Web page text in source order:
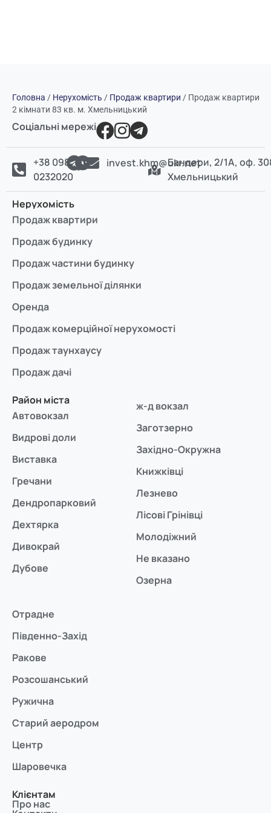
Головна / Нерухомість / Продаж квартири / Продаж квартири
2 кімнати 83 кв. м. Хмельницький
Соціальні мережі
+38 098
0232020
invest.khm@ukr.netБандери, 2/1А, оф.
Хмельницький
Нерухомість
Продаж квартири
Продаж будинку
Продаж частини будинку
Продаж земельної ділянки
Оренда
Продаж комерційної нерухомості
Продаж таунхаусу
Продаж дачі
Район міста
Автовокзал
Видрові доли
Виставка
Гречани
Дендропарковий
Дехтярка
Дивокрай
Дубове
ж-д вокзал
Заготзерно
Західно-Окружна
Книжківці
Лезнево
Лісові Грінівці
Молодіжний
Не вказано
Озерна
Отрадне
Південно-Захід
Ракове
Розсошанський
Ружична
Старий аеродром
Центр
Шаровечка
Клієнтам
Про нас